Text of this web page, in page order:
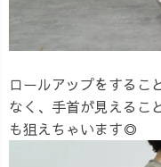
ロールアップをするこ
なく、手首が見えるこ
も狙えちゃいます◎